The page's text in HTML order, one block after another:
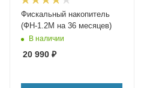
Фискальный накопитель
(ФН-1.2М на 36 месяцев)
В наличии
20 990₽